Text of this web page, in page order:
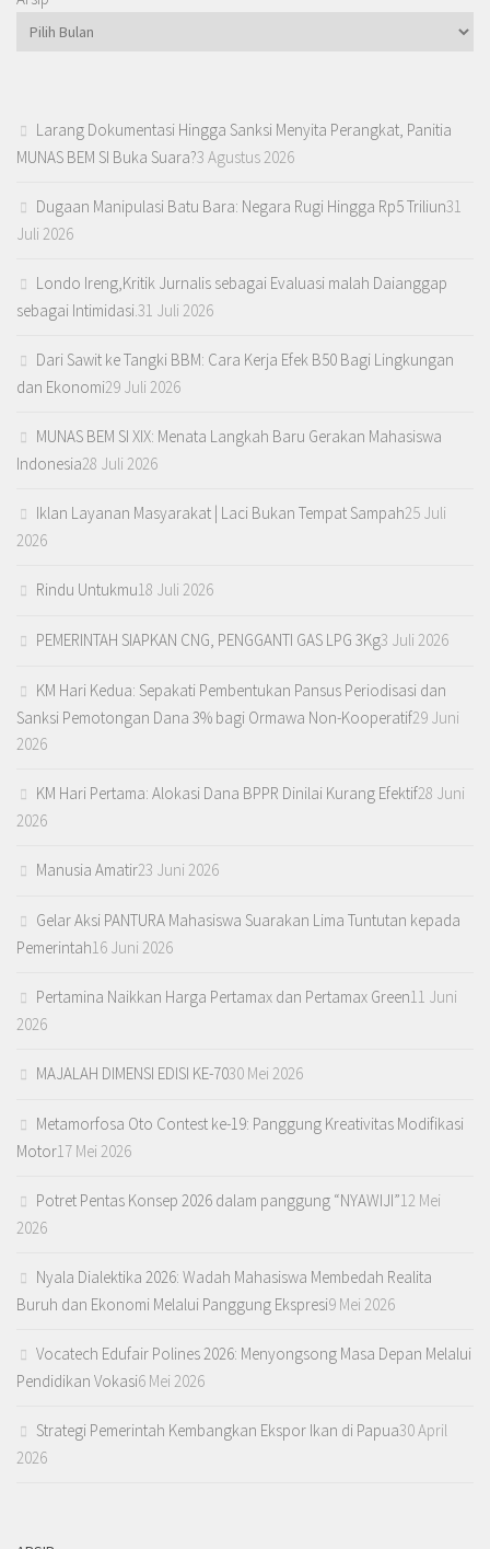
Larang Dokumentasi Hingga Sanksi Menyita Perangkat, Panitia
MUNAS BEM SI Buka Suara?3 Agustus 2026
Dugaan Manipulasi Batu Bara: Negara Rugi Hingga Rp5 Triliun31
Juli 2026
Londo Ireng,Kritik Jurnalis sebagai Evaluasi malah Daianggap
sebagai Intimidasi. 31 Juli 2026
Dari Sawit ke Tangki BBM: Cara Kerja Efek B50 Bagi Lingkungan
dan Ekonomi29 Juli 2026
MUNAS BEM SI XIX: Menata Langkah Baru Gerakan Mahasiswa
Indonesia28 Juli 2026
Iklan Layanan Masyarakat | Laci Bukan Tempat Sampah25 Juli
2026
Rindu Untukmu18 Juli 2026
PEMERINTAH SIAPKAN CNG, PENGGANTI GAS LPG 3Kg3 Juli 2026
KM Hari Kedua: Sepakati Pembentukan Pansus Periodisasi dan
Sanksi Pemotongan Dana 3% bagi Ormawa Non-Kooperatif29 Juni
2026
KM Hari Pertama: Alokasi Dana BPPR Dinilai Kurang Efektif28 Juni
2026
Manusia Amatir23 Juni 2026
Gelar Aksi PANTURA Mahasiswa Suarakan Lima Tuntutan kepada
Pemerintah16 Juni 2026
Pertamina Naikkan Harga Pertamax dan Pertamax Green11 Juni
2026
MAJALAH DIMENSI EDISI KE-7030 Mei 2026
Metamorfosa Oto Contest ke-19: Panggung Kreativitas Modifikasi
Motor17 Mei 2026
Potret Pentas Konsep 2026 dalam panggung “NYAWIJI”12 Mei
2026
Nyala Dialektika 2026: Wadah Mahasiswa Membedah Realita
Buruh dan Ekonomi Melalui Panggung Ekspresi9 Mei 2026
Vocatech Edufair Polines 2026: Menyongsong Masa Depan Melalui
Pendidikan Vokasi6 Mei 2026
Strategi Pemerintah Kembangkan Ekspor Ikan di Papua30 April
2026